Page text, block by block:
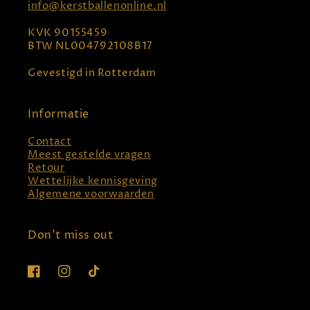
info@kerstballenonline.nl
KVK 90155459
BTW NL004792108B17
Gevestigd in Rotterdam
Informatie
Contact
Meest gestelde vragen
Retour
Wettelijke kennisgeving
Algemene voorwaarden
Don't miss out
FacebookInstagram
TikTok